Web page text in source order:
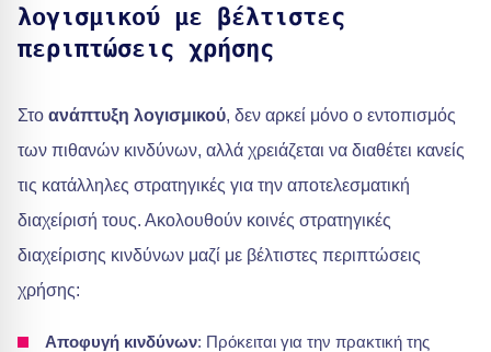
λογισμικού με βέλτιστες
περιπτώσεις χρήσης
Στο ανάπτυξη λογισμικού, δεν αρκεί μόνο ο εντοπισμός
των πιθανών κινδύνων, αλλά χρειάζεται να διαθέτει κανείς
τις κατάλληλες στρατηγικές για την αποτελεσματική
διαχείρισή τους. Ακολουθούν κοινές στρατηγικές
διαχείρισης κινδύνων μαζί με βέλτιστες περιπτώσεις
χρήσης:
Αποφυγή κινδύνων: Πρόκειται για την πρακτική της